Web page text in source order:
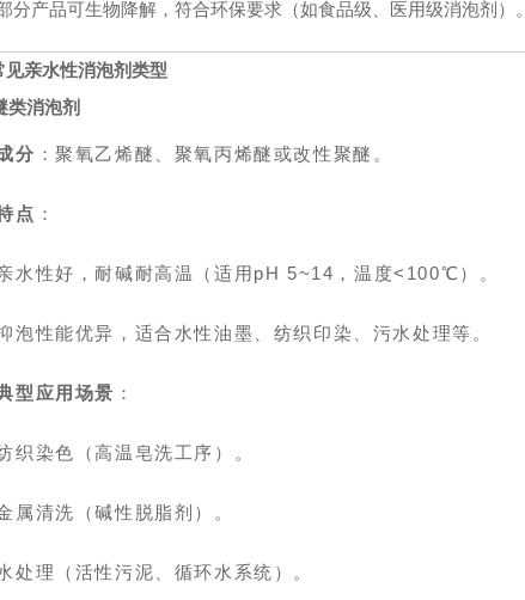
分产品可生物降解，符合环保要求（如食品级、医用级消泡剂）。
见亲水性消泡剂类型
类消泡剂
分 ：聚氧乙烯醚、聚氧丙烯醚或改性聚醚。
点 ：
水性好，耐碱耐高温（适用pH 5~14，温度<100℃）。
泡性能优异，适合水性油墨、纺织印染、污水处理等。
型应用场景 ：
织染色（高温皂洗工序）。
属清洗（碱性脱脂剂）。
处理（活性污泥、循环水系统）。